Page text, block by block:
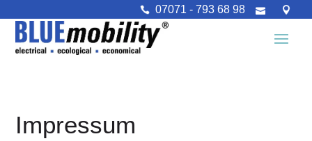
07071 - 793 68 98
Impressum